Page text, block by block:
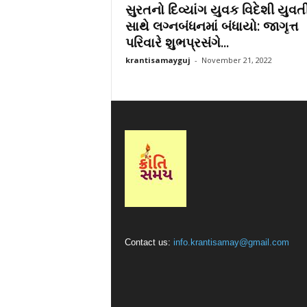
સુરતનો દિવ્યાંગ યુવક વિદેશી
સાથે લગ્નબંધનમાં બંધાયો: જાગૃત્ત
પરિવારે શુભપ્રસંગે...
krantisamayguj - November 21, 2022
Contact us: info.krantisamay@gmail.com